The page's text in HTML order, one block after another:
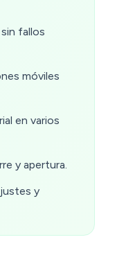
fallos
móviles
en varios
y apertura.
y